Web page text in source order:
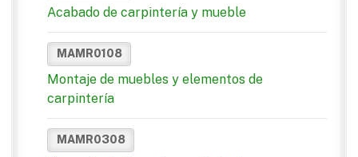
Acabado de carpintería y mueble
MAMR0108
Montaje de muebles y elementos de
carpintería
MAMR0308